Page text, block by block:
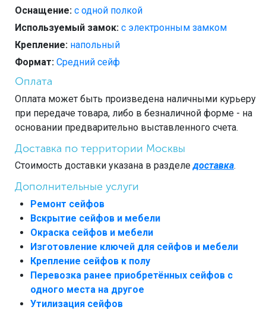
Оснащение: с одной полкой
Используемый замок: с электронным замком
Крепление: напольный
Формат: Средний сейф
Оплата
Оплата может быть произведена наличными курьеру
при передаче товара, либо в безналичной форме - на
основании предварительно выставленного счета.
Доставка по территории Москвы
Стоимость доставки указана в разделедоставка.
Дополнительные услуги
Ремонт сейфов
Вскрытие сейфов и мебели
Окраска сейфов и мебели
Изготовление ключей для сейфов и мебели
Крепление сейфов к полу
Перевозка ранее приобретённых сейфов с
одного места на другое
Утилизация сейфов